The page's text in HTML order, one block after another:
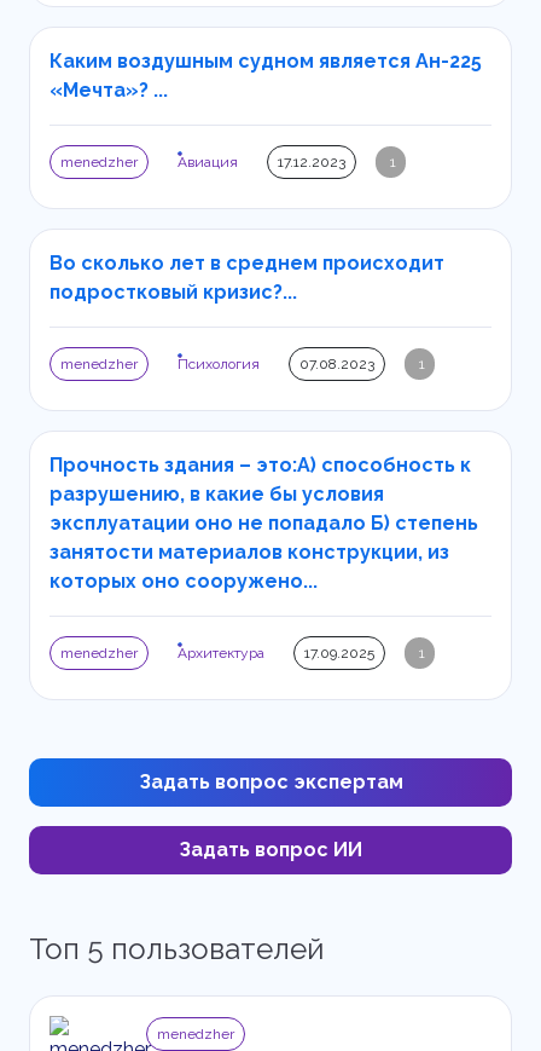
Задать вопрос экспертам
Задать вопрос ИИ
Топ 5 пользователей
menedzher
Каким воздушным судном является Ан-225
«Мечта»? ...
menedzher Авиация 17.12.2023 1
Во сколько лет в среднем происходит
подростковый кризис?...
menedzher Психология 07.08.2023 1
Прочность здания – это:А) способность к
разрушению, в какие бы условия
эксплуатации оно не попадало Б) степень
занятости материалов конструкции, из
которых оно сооружено...
menedzher Архитектура 17.09.2025 1